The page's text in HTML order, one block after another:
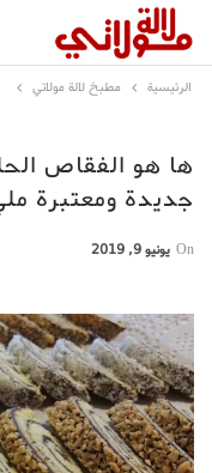
الرئيسية مطبخ لالة مولاتي
ها هو الفقاص
جديدة ومعتبرة
On يونيو 9, 2019